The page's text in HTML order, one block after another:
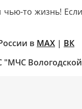
то жизнь!
в MAX | ВК
"МЧС